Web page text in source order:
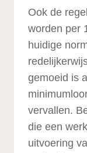
Ook de
worden per
huidige
gemoeid is
vervallen.
die een
uitvoering